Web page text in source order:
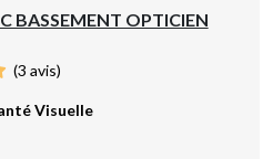
BASSEMENT OPTICIEN
(3 avis)
Visuelle